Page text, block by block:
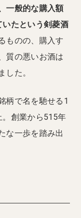
一般的な購入額
たという剣菱酒
ものの、購入す
質の悪いお酒は
した。
柄で名を馳せる1
創業から515年
な一歩を踏み出